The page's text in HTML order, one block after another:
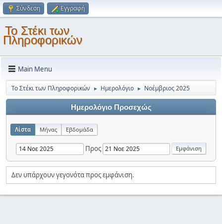
Σύνδεση Εγγραφή
Το Στέκι των
Πληροφορικών
Main Menu
Το Στέκι των Πληροφορικών ► Ημερολόγιο ► Νοέμβριος 2025
Ημερολόγιο Προσεχώς
Λίστα Μήνας Εβδομάδα
Προς
Δεν υπάρχουν γεγονότα προς εμφάνιση.